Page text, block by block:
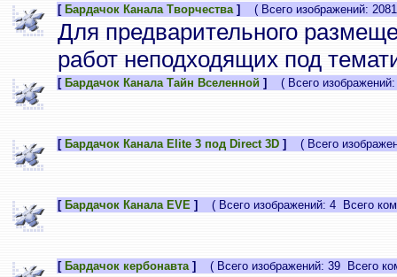
[ Бардачок Канала Творчества] ( Всего изображений:
Для предварительного
работ неподходящих под
[ Бардачок Канала Тайн Вселенной ] ( Всего
[ Бардачок Канала Elite 3 под Direct 3D ] ( Всего
[ Бардачок Канала EVE ] ( Всего изображений: 4 Всего
[ Бардачок кербонавта] ( Всего изображений: 39 Всего